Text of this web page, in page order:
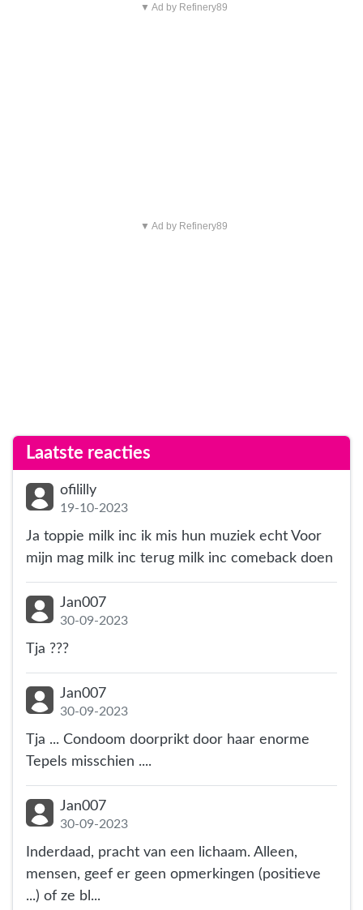
▼ Ad by Refinery89
▼ Ad by Refinery89
Laatste reacties
ofililly
19-10-2023
Ja toppie milk inc ik mis hun muziek echt Voor
mijn mag milk inc terug milk inc comeback doen
Jan007
30-09-2023
Tja ???
Jan007
30-09-2023
Tja ... Condoom doorprikt door haar enorme
Tepels misschien ....
Jan007
30-09-2023
Inderdaad, pracht van een lichaam. Alleen,
mensen, geef er geen opmerkingen (positieve
...) of ze bl...